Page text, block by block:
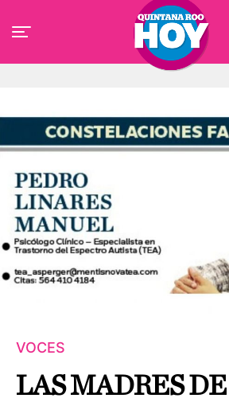
VOCES
LAS MADRES